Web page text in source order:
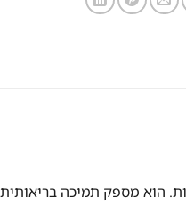
הוא מספק תמיכה